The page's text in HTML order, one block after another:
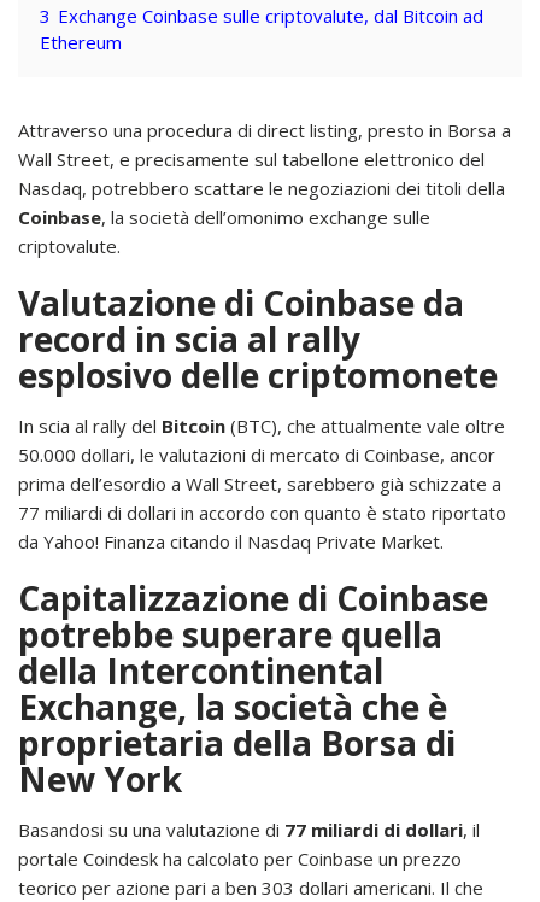
3 Exchange Coinbase sulle criptovalute, dal Bitcoin ad
Ethereum
Attraverso una procedura di direct listing, presto in Borsa a
Wall Street, e precisamente sul tabellone elettronico del
Nasdaq, potrebbero scattare le negoziazioni dei titoli della
Coinbase, la società dell’omonimo exchange sulle
criptovalute.
Valutazione di Coinbase da
record in scia al rally
esplosivo delle criptomonete
In scia al rally del Bitcoin (BTC), che attualmente vale oltre
50.000 dollari, le valutazioni di mercato di Coinbase, ancor
prima dell’esordio a Wall Street, sarebbero già schizzate a
77 miliardi di dollari in accordo con quanto è stato riportato
da Yahoo! Finanza citando il Nasdaq Private Market.
Capitalizzazione di Coinbase
potrebbe superare quella
della Intercontinental
Exchange, la società che è
proprietaria della Borsa di
New York
Basandosi su una valutazione di 77 miliardi di dollari, il
portale Coindesk ha calcolato per Coinbase un prezzo
teorico per azione pari a ben 303 dollari americani. Il che